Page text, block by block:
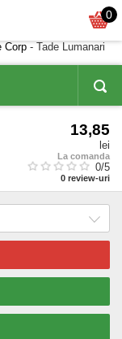
0
Corp - Tade Lumanari
13,85
lei
La comanda
0/5
0 review-uri